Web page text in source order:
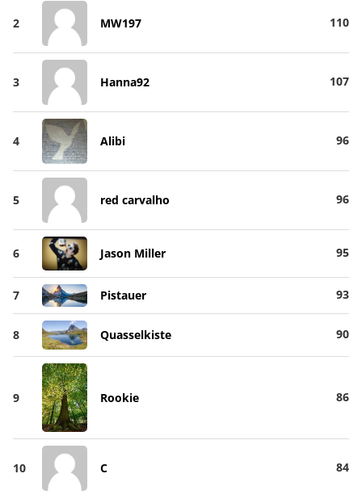
2 MW197 110
3 Hanna92 107
4 Alibi 96
5 red carvalho 96
6 Jason Miller 95
7 Pistauer 93
8 Quasselkiste 90
9 Rookie 86
10 C 84